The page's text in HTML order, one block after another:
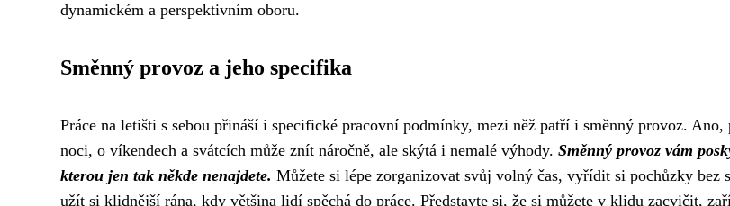
dynamickém a perspektivním oboru.
Směnný provoz a jeho specifika
Práce na letišti s sebou přináší i specifické pracovní podmínky, mezi něž patří i směnný provoz. Ano,
noci, o víkendech a svátcích může znít náročně, ale skýtá i nemalé výhody. Směnný provoz vám
kterou jen tak někde nenajdete. Můžete si lépe zorganizovat svůj volný čas, vyřídit si pochůzky bez
užít si klidnější rána, kdy většina lidí spěchá do práce. Představte si, že si můžete v klidu zacvičit,